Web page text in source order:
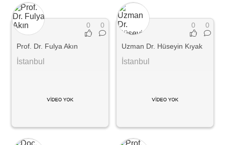
0 0
Prof. Dr. Fulya Akın
İstanbul
0 0
Uzman Dr. Hüseyin Kıyak
İstanbul